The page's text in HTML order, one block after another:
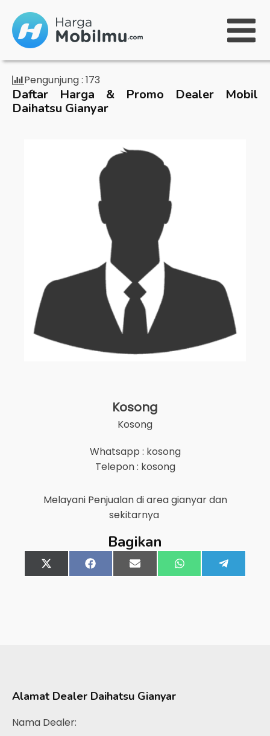
Pengunjung : 173
Daftar Harga & Promo Dealer Mobil
Daihatsu Gianyar
Kosong
Kosong
Whatsapp : kosong
Telepon : kosong
Melayani Penjualan di areagianyardan
sekitarnya
Bagikan
Share
on
X
(Twitter)
Share
on
FacebookShare
on
Email Share
on
WhatsApp
on
Alamat Dealer Daihatsu Gianyar
Nama Dealer: